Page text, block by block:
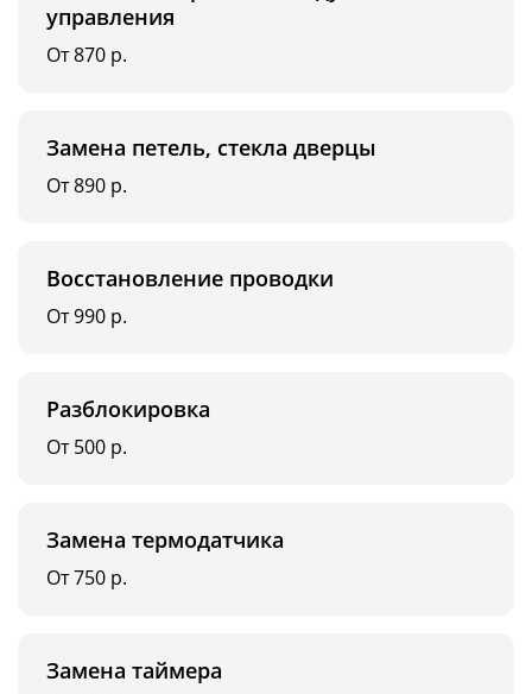
управления
От 870 р.
Замена петель, стекла дверцы
От 890 р.
Восстановление проводки
От 990 р.
Разблокировка
От 500 р.
Замена термодатчика
От 750 р.
Замена таймера